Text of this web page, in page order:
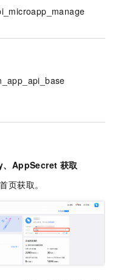
AppSecret 获取
页获取。